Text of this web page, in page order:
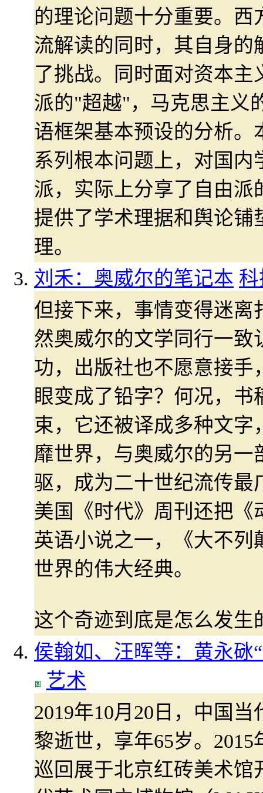
的理论问题十分重要。
流解读的同时，其自身
了挑战。同时面对资本
派的"超越"，马克思主义
语框架基本预设的分析
系列根本问题上，对国
派，实际上分享了自由
提供了学术理据和舆论
理。
刘禾：奥威尔的笔记本
但接下来，事情变得迷
然奥威尔的文学同行一
功，出版社也不愿意接
眼变成了铅字？何况，
束，它还被译成多种文
靡世界，与奥威尔的另
驱，成为二十世纪流传最
美国《时代》周刊还把
英语小说之一，《大不
世界的伟大经典。
这个奇迹到底是怎么发生
侯翰如、汪晖等：黄永砯
艺术
2019年10月20日，中国
黎逝世，享年65岁。
巡回展于北京红砖美术馆